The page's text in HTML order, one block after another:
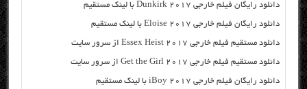
دانلود رایگان فیلم خارجی Dunkirk 2017 با لینک مستقیم
دانلود رایگان فیلم خارجی Eloise 2017 با لینک مستقیم
دانلود مستقیم فیلم خارجی Essex Heist 2017 از سرور سایت
دانلود مستقیم فیلم خارجی Get the Girl 2017 از سرور سایت
دانلود رایگان فیلم خارجی iBoy 2017 با لینک مستقیم